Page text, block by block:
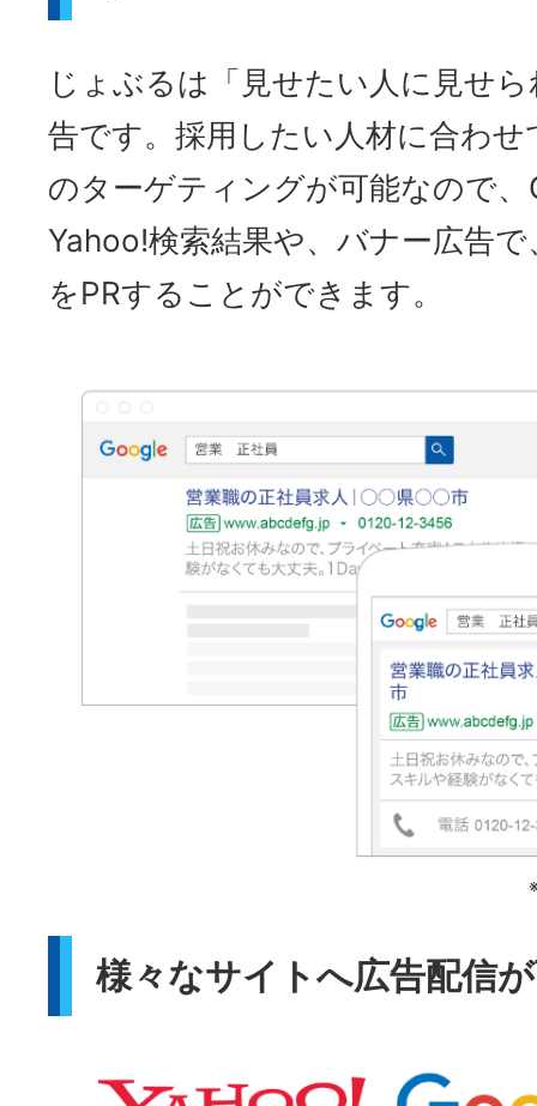
じょぶるは「見せたい人に見せ
告です。採用したい人材に合わせ
のターゲティングが可能なので
Yahoo!検索結果や、バナー広告
をPRすることができます。
様々なサイトへ広告配信